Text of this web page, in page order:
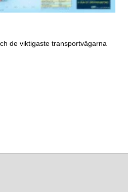
de viktigaste transportvägarna